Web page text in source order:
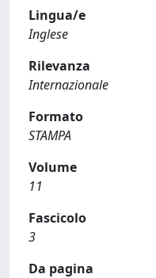
Lingua/e
Inglese
Rilevanza
Internazionale
Formato
STAMPA
Volume
11
Fascicolo
3
Da pagina